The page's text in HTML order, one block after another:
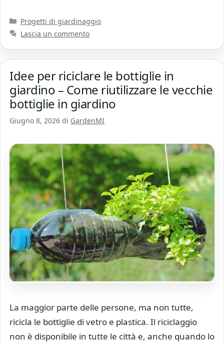
Categorie
Progetti di giardinaggio
Lascia un commento
Idee per riciclare le bottiglie in
giardino – Come riutilizzare le vecchie
bottiglie in giardino
Giugno 8, 2026 di GardenMI
La maggior parte delle persone, ma non tutte,
ricicla le bottiglie di vetro e plastica. Il riciclaggio
non è disponibile in tutte le città e, anche quando lo